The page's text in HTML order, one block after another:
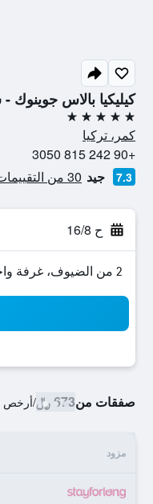
كيليكيا بالاس
5 نجوم
كمر، تركيا
+90 242 815 3050
7.3 جيد 30 من التقييمات تم التحقق منها
ح 16/8
2 من الضيوف، غرفة واحدة
صفقات من673 ﷼ /أرخص
مزود